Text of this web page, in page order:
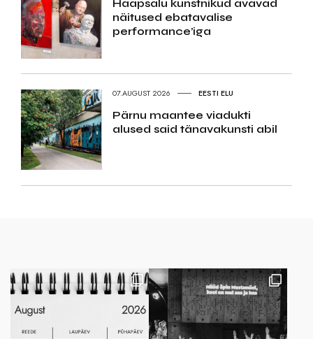
Haapsalu kunstnikud avavad
näitused ebatavalise
performance’iga
07.AUGUST 2026 EESTI ELU
Pärnu maantee viadukti
alused said tänavakunsti abil